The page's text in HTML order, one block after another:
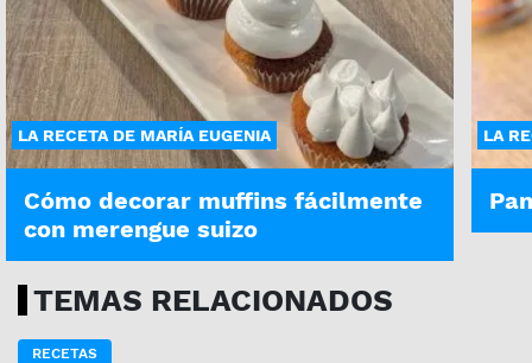
LA RECETA DE MARÍA EUGENIA
Cómo decorar muffins fácilmente
con merengue suizo
LA
TEMAS RELACIONADOS
RECETAS